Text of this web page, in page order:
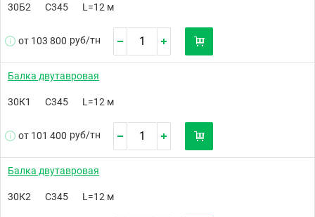
30Б2 С345 L=12 м
от 103 800 руб/тн
Балка двутавровая
30К1 С345 L=12 м
от 101 400 руб/тн
Балка двутавровая
30К2 С345 L=12 м